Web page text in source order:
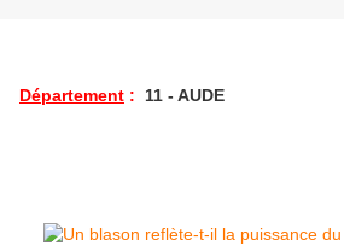
Département : 11 - AUDE